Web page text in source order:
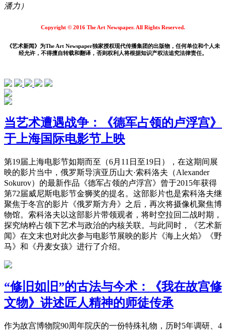
潘力）
Copyright © 2016 The Art Newspaper. All Rights Reserved.
《艺术新闻》为The Art Newspaper独家授权现代传播集团的出版物，任何单位和个人未
经允许，不得擅自转载和翻译，否则权利人将根据知识产权法追究法律责任。
当艺术遭遇战争：《德军占领的卢浮宫》
于上海国际电影节上映
第19届上海电影节如期而至（6月11日至19日），在这期间展
映的影片当中，俄罗斯导演亚历山大·索科洛夫（Alexander
Sokurov）的最新作品《德军占领的卢浮宫》曾于2015年获得
第72届威尼斯电影节金狮奖的提名。这部影片也是索科洛夫继
聚焦于冬宫的影片《俄罗斯方舟》之后，再次将摄像机聚焦博
物馆。索科洛夫以这部影片带领观者，将时空拉回二战时期，
探究纳粹占领下艺术与政治的内核关联。与此同时，《艺术新
闻》在文末也对此次参与电影节展映的影片《海上火焰》《野
马》和《丹麦女孩》进行了介绍。
“修旧如旧”的古法与今术：《我在故宫修
文物》讲述匠人精神的师徒传承
作为故宫博物院90周年院庆的一份特殊礼物，历时5年调研、4